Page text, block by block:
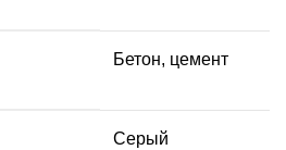
Бетон, цемент
Серый